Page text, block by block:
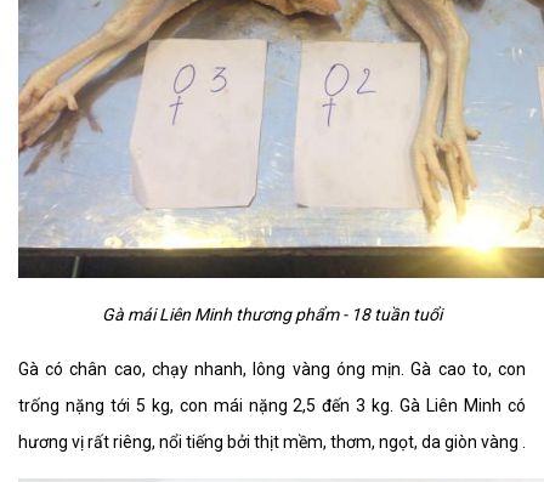
Gà mái Liên Minh thương phẩm - 18 tuần tuổi​
Gà có chân cao, chạy nhanh, lông vàng óng mịn. Gà cao to, con
trống nặng tới 5 kg, con mái nặng 2,5 đến 3 kg. Gà Liên Minh có
hương vị rất riêng, nổi tiếng bởi thịt mềm, thơm, ngọt, da giòn vàng .